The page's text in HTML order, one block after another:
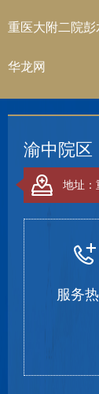
重医大附二院彭
华龙网
渝中院区
地址：
服务